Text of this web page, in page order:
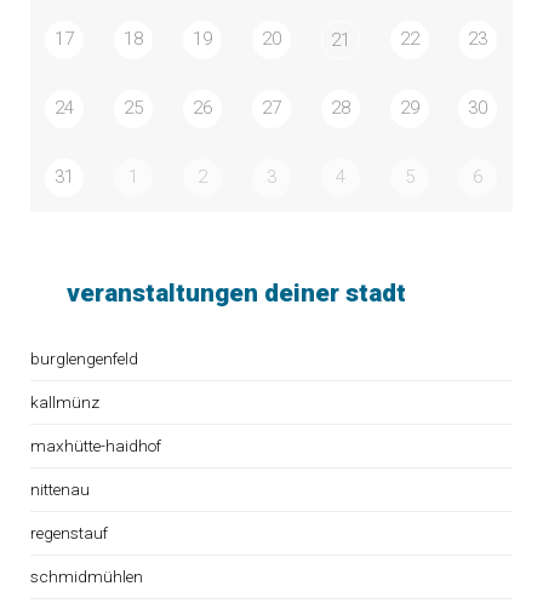
17 18 19 20 21 22 23
24 25 26 27 28 29 30
31 1 2 3 4 5 6
veranstaltungen deiner stadt
burglengenfeld
kallmünz
maxhütte-haidhof
nittenau
regenstauf
schmidmühlen